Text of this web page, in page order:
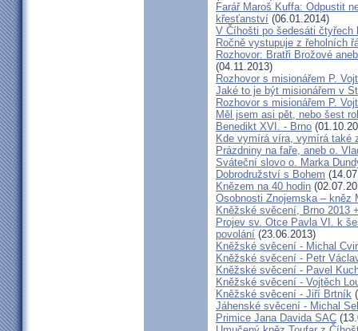
Farář Maroš Kuffa: Odpustit
křesťanství (06.01.2014)
V Číhošti po šedesáti čtyřech
Ročně vystupuje z řeholních
Rozhovor: Bratři Brožové
(04.11.2013)
Rozhovor s misionářem P.
Jaké to je být misionářem v
Rozhovor s misionářem P.
Měl jsem asi pět, nebo šest
Benedikt XVI. - Brno
Kde vymírá víra, vymírá také
Prázdniny na faře, aneb o.
Sváteční slovo o. Marka
Dobrodružství s Bohem
Knězem na 40 hodin
Osobnosti Znojemska – kněz
Kněžské svěcení, Brno 2013
Projev sv. Otce Pavla VI. k
povolání (23.06.2013)
Kněžské svěcení - Michal
Kněžské svěcení - Petr
Kněžské svěcení - Pavel
Kněžské svěcení - Vojtěch
Kněžské svěcení - Jiří Brtník
Jáhenské svěcení - Michal
Primice Jana Davida SAC